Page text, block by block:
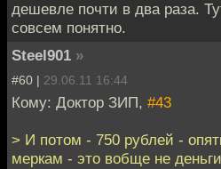
дешевле почти в два раза.
совсем понятно.
Steel901 »
#60 | 29.06.11 16:44
Кому: Доктор ЗИП, #43
> И потом - 750 рублей -
меркам - это вобще не